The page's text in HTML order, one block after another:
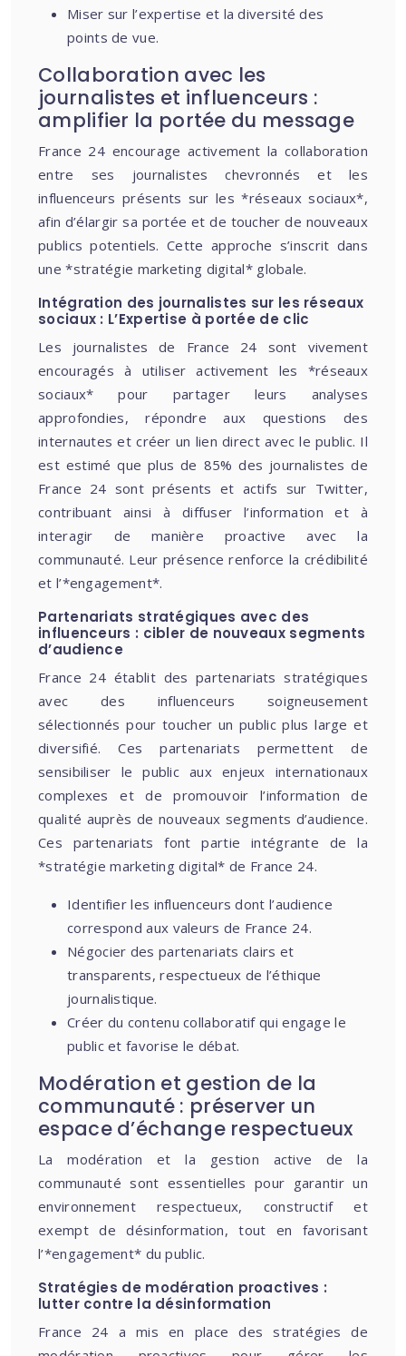
Miser sur l’expertise et la diversité des
points de vue.
Collaboration avec les
journalistes et influenceurs :
amplifier la portée du message
France 24 encourage activement la collaboration
entre ses journalistes chevronnés et les
influenceurs présents sur les *réseaux sociaux*,
afin d’élargir sa portée et de toucher de nouveaux
publics potentiels. Cette approche s’inscrit dans
une *stratégie marketing digital* globale.
Intégration des journalistes sur les réseaux
sociaux : L’Expertise à portée de clic
Les journalistes de France 24 sont vivement
encouragés à utiliser activement les *réseaux
sociaux* pour partager leurs analyses
approfondies, répondre aux questions des
internautes et créer un lien direct avec le public. Il
est estimé que plus de 85% des journalistes de
France 24 sont présents et actifs sur Twitter,
contribuant ainsi à diffuser l’information et à
interagir de manière proactive avec la
communauté. Leur présence renforce la crédibilité
et l’*engagement*.
Partenariats stratégiques avec des
influenceurs : cibler de nouveaux segments
d’audience
France 24 établit des partenariats stratégiques
avec des influenceurs soigneusement
sélectionnés pour toucher un public plus large et
diversifié. Ces partenariats permettent de
sensibiliser le public aux enjeux internationaux
complexes et de promouvoir l’information de
qualité auprès de nouveaux segments d’audience.
Ces partenariats font partie intégrante de la
*stratégie marketing digital* de France 24.
Identifier les influenceurs dont l’audience
correspond aux valeurs de France 24.
Négocier des partenariats clairs et
transparents, respectueux de l’éthique
journalistique.
Créer du contenu collaboratif qui engage le
public et favorise le débat.
Modération et gestion de la
communauté : préserver un
espace d’échange respectueux
La modération et la gestion active de la
communauté sont essentielles pour garantir un
environnement respectueux, constructif et
exempt de désinformation, tout en favorisant
l’*engagement* du public.
Stratégies de modération proactives :
lutter contre la désinformation
France 24 a mis en place des stratégies de